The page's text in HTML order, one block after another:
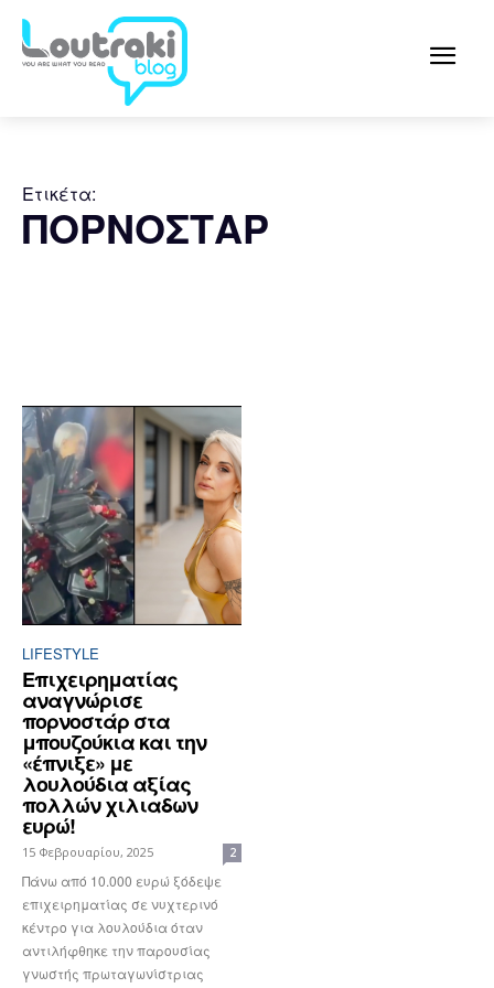
Ετικέτα:
ΠΟΡΝΟΣΤΑΡ
LIFESTYLE
Επιχειρηματίας
αναγνώρισε
πορνοστάρ στα
μπουζούκια και την
«έπνιξε» με
λουλούδια αξίας
πολλών χιλιαδων
ευρώ!
15 Φεβρουαρίου, 2025 2
Πάνω από 10.000 ευρώ ξόδεψε
επιχειρηματίας σε νυχτερινό
κέντρο για λουλούδια όταν
αντιλήφθηκε την παρουσίας
γνωστής πρωταγωνίστριας